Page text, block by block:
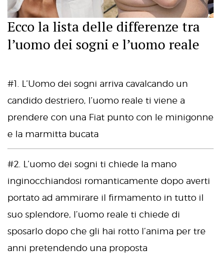
Ecco la lista delle differenze tra
l’uomo dei sogni e l’uomo reale
#1. L’Uomo dei sogni arriva cavalcando un
candido destriero, l’uomo reale ti viene a
prendere con una Fiat punto con le minigonne
e la marmitta bucata
#2. L’uomo dei sogni ti chiede la mano
inginocchiandosi romanticamente dopo averti
portato ad ammirare il firmamento in tutto il
suo splendore, l’uomo reale ti chiede di
sposarlo dopo che gli hai rotto l’anima per tre
anni pretendendo una proposta